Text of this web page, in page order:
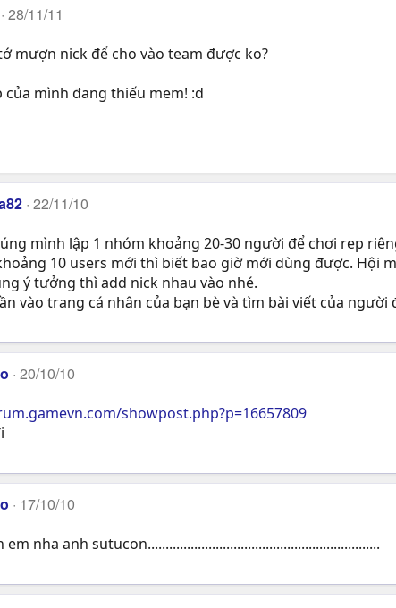
28/11/11
mượn nick để cho vào team được ko?
của mình đang thiếu mem! :d
22/11/10
mình lập 1 nhóm khoảng 20-30 người để chơi rep
10 users mới thì biết bao giờ mới dùng được. Hội
ý tưởng thì add nick nhau vào nhé.
vào trang cá nhân của bạn bè và tìm bài viết của
20/10/10
showpost.php?p=16657809
17/10/10
nha anh sutucon.................................................................